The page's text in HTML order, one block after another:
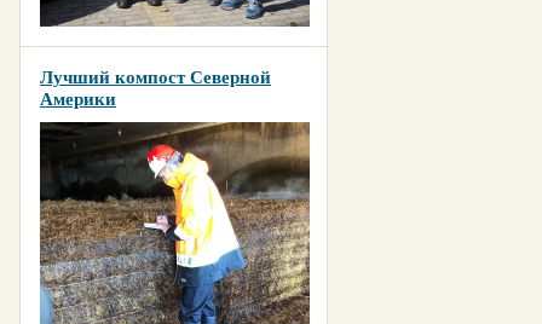
Лучший компост Северной
Америки